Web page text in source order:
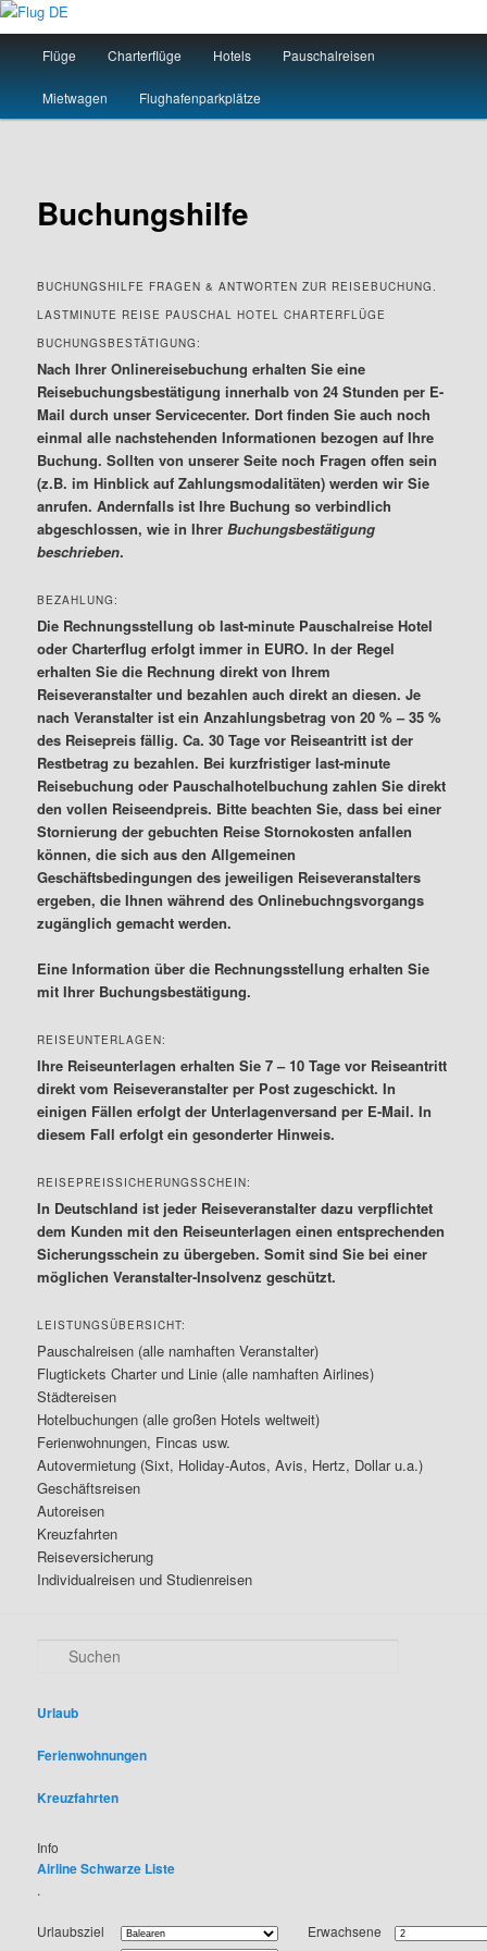
Zum
primären
Flug DE
Flüge Charterflüge Hotels Pauschalreisen
Mietwagen Flughafenparkplätze
Buchungshilfe
BUCHUNGSHILFE FRAGEN & ANTWORTEN ZUR REISEBUCHUNG.
LASTMINUTE REISE PAUSCHAL HOTEL CHARTERFLÜGE
BUCHUNGSBESTÄTIGUNG:
Nach Ihrer Onlinereisebuchung erhalten Sie eine
Reisebuchungsbestätigung innerhalb von 24 Stunden per E-
Mail durch unser Servicecenter. Dort finden Sie auch noch
einmal alle nachstehenden Informationen bezogen auf Ihre
Buchung. Sollten von unserer Seite noch Fragen offen sein
(z.B. im Hinblick auf Zahlungsmodalitäten) werden wir Sie
anrufen. Andernfalls ist Ihre Buchung so verbindlich
abgeschlossen, wie in IhrerBuchungsbestätigung
beschrieben.
BEZAHLUNG:
Die Rechnungsstellung ob last-minute Pauschalreise Hotel
oder Charterflug erfolgt immer in EURO. In der Regel
erhalten Sie die Rechnung direkt von Ihrem
Reiseveranstalter und bezahlen auch direkt an diesen. Je
nach Veranstalter ist ein Anzahlungsbetrag von 20 % – 35 %
des Reisepreis fällig. Ca. 30 Tage vor Reiseantritt ist der
Restbetrag zu bezahlen. Bei kurzfristiger last-minute
Reisebuchung oder Pauschalhotelbuchung zahlen Sie direkt
den vollen Reiseendpreis. Bitte beachten Sie, dass bei einer
Stornierung der gebuchten Reise Stornokosten anfallen
können, die sich aus den Allgemeinen
Geschäftsbedingungen des jeweiligen Reiseveranstalters
ergeben, die Ihnen während des Onlinebuchngsvorgangs
zugänglich gemacht werden.
Eine Information über die Rechnungsstellung erhalten Sie
mit Ihrer Buchungsbestätigung.
REISEUNTERLAGEN:
Ihre Reiseunterlagen erhalten Sie 7 – 10 Tage vor Reiseantritt
direkt vom Reiseveranstalter per Post zugeschickt. In
einigen Fällen erfolgt der Unterlagenversand per E-Mail. In
diesem Fall erfolgt ein gesonderter Hinweis.
REISEPREISSICHERUNGSSCHEIN:
In Deutschland ist jeder Reiseveranstalter dazu verpflichtet
dem Kunden mit den Reiseunterlagen einen entsprechenden
Sicherungsschein zu übergeben. Somit sind Sie bei einer
möglichen Veranstalter-Insolvenz geschützt.
LEISTUNGSÜBERSICHT:
Pauschalreisen (alle namhaften Veranstalter)
Flugtickets Charter und Linie (alle namhaften Airlines)
Städtereisen
Hotelbuchungen (alle großen Hotels weltweit)
Ferienwohnungen, Fincas usw.
Autovermietung (Sixt, Holiday-Autos, Avis, Hertz, Dollar u.a.)
Geschäftsreisen
Autoreisen
Kreuzfahrten
Reiseversicherung
Individualreisen und Studienreisen
h
n
Urlaub
Ferienwohnungen
Kreuzfahrten
Info
Airline Schwarze Liste
.
Urlaubsziel
Erwachsene